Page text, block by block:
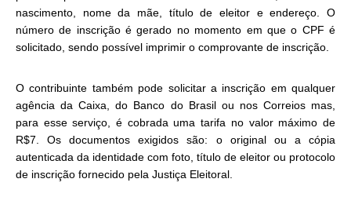
nascimento, nome da mãe, título de eleitor e endereço. O
número de inscrição é gerado no momento em que o CPF é
solicitado, sendo possível imprimir o comprovante de inscrição.
O contribuinte também pode solicitar a inscrição em qualquer
agência da Caixa, do Banco do Brasil ou nos Correios mas,
para esse serviço, é cobrada uma tarifa no valor máximo de
R$7. Os documentos exigidos são: o original ou a cópia
autenticada da identidade com foto, título de eleitor ou protocolo
de inscrição fornecido pela Justiça Eleitoral.